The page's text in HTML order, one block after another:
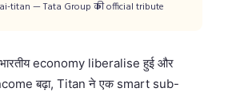
titan — Tata Group की official tribute
economy liberalise हुई और
बढ़ा, Titan ने एक smart sub-